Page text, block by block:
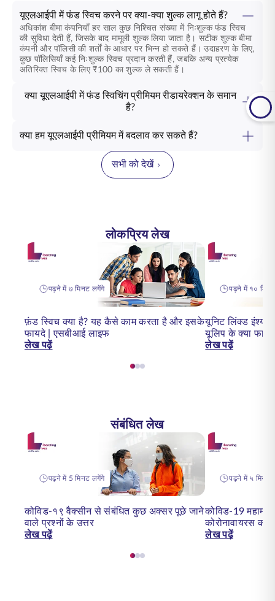
यूएलआईपी में फंड स्विच करने पर क्या-क्या शुल्क लागू होते हैं?
अधिकांश बीमा कंपनियाँ हर साल कुछ निश्चित संख्या में निःशुल्क फंड स्विच
की सुविधा देती हैं, जिसके बाद मामूली शुल्क लिया जाता है। सटीक शुल्क बीमा
कंपनी और पॉलिसी की शर्तों के आधार पर भिन्न हो सकते हैं। उदाहरण के लिए,
कुछ पॉलिसियाँ कई निःशुल्क स्विच प्रदान करती हैं, जबकि अन्य प्रत्येक
अतिरिक्त स्विच के लिए ₹100 का शुल्क ले सकती हैं।
क्या यूएलआईपी में फंड स्विचिंग प्रीमियम रीडायरेक्शन के समान
है?
क्या हम यूएलआईपी प्रीमियम में बदलाव कर सकते हैं?
सभी को देखें
लोकप्रिय लेख
पढ़ने में ७ मिनट लगेंगे
फ़ंड स्विच क्या है? यह कैसे काम करता है और इसके
फायदे | एसबीआई लाइफ
लेख पढ़ें
पढ़ने में १०
यूनिट लिंक्ड
यूलिप के क्या
लेख पढ़ें
संबंधित लेख
पढ़ने में 5 मिनट लगेंगे
कोविड-१९ वैक्सीन से संबंधित कुछ अक्सर पूछे जाने
वाले प्रश्नों के उत्तर
लेख पढ़ें
पढ़ने में ५ मिनट
कोविड-19
कोरोनावायरस का
लेख पढ़ें